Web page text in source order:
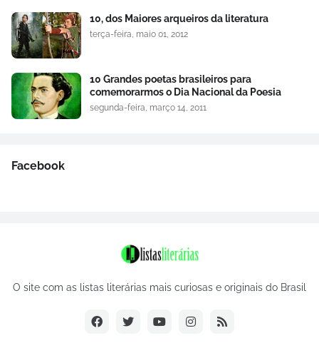
10, dos Maiores arqueiros da literatura
terça-feira, maio 01, 2012
10 Grandes poetas brasileiros para
comemorarmos o Dia Nacional da Poesia
segunda-feira, março 14, 2011
Facebook
O site com as listas literárias mais curiosas e originais do Brasil